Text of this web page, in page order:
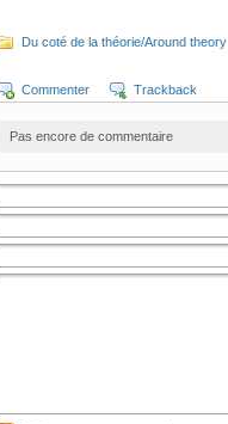
Du coté de la théorie/Around theory
Commenter Trackback
Pas encore de commentaire